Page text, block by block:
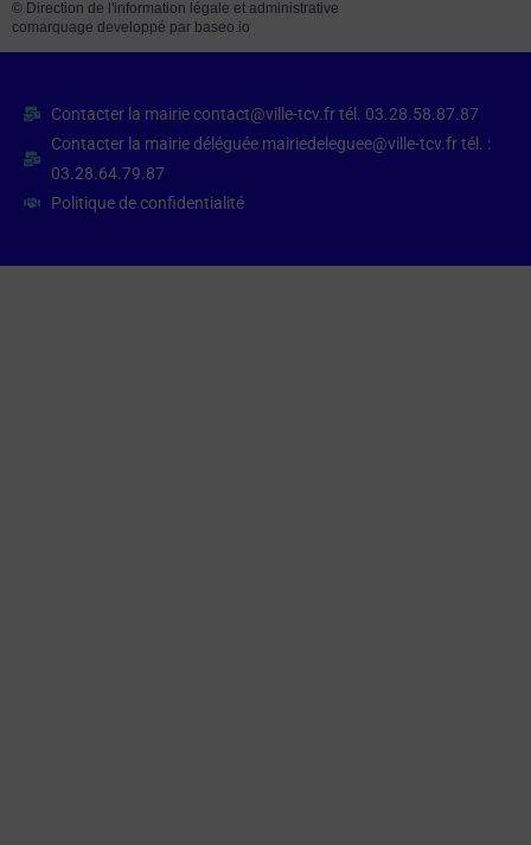
© Direction de l'information légale et administrative
comarquage developpé par baseo.io
Contacter la mairie contact@ville-tcv.fr tél. 03.28.58.87.87
Contacter la mairie déléguée mairiedeleguee@ville-tcv.fr tél. :
03.28.64.79.87
Politique de confidentialité